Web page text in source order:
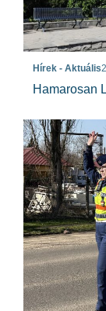
Hírek - Aktuális
Hamarosan